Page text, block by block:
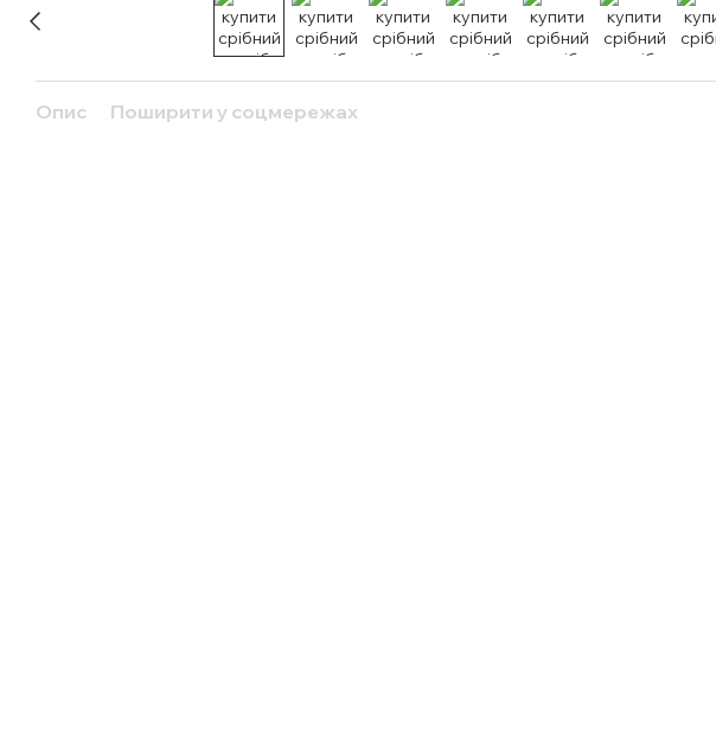
Опис Поширити у соцмережах